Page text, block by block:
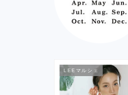
LEEマルシェ